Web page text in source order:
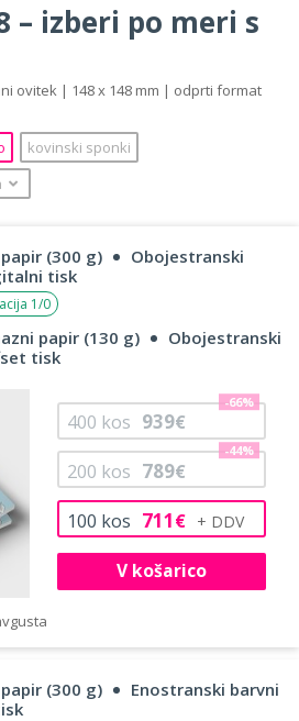
– izberi po meri s
ovitek | 148 x 148 mm | odprti format
kovinski sponki
(300 g)
Obojestranski
tisk
1/0
papir (130 g)
Obojestranski
tisk
100 kos 711€
200 kos 789€
-44%
400 kos 939€
-66%
V košarico
(300 g)
Enostranski barvni